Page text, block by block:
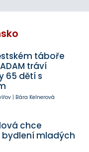
táboře
tráví
65 dětí s
| Bára Kelnerová
chce
mladých